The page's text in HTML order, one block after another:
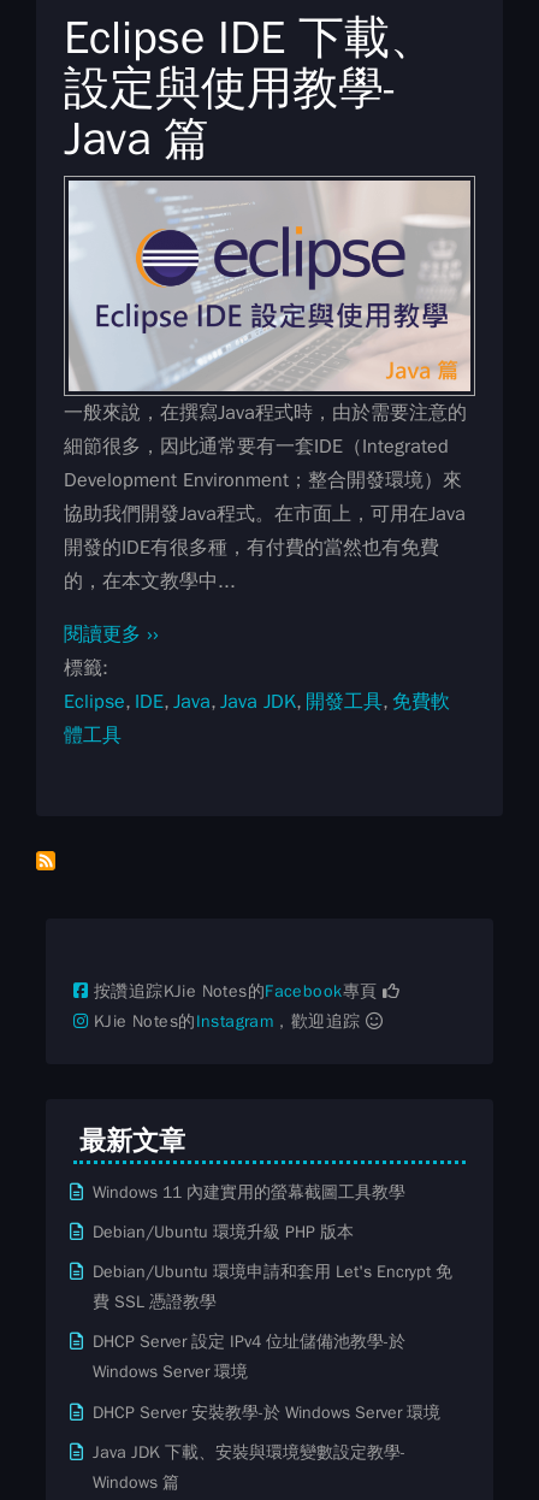
Eclipse IDE 下載、
設定與使用教學-
Java 篇
一般來說，在撰寫Java程式時，由於需要注意的
細節很多，因此通常要有一套IDE（Integrated
Development Environment；整合開發環境）來
協助我們開發Java程式。在市面上，可用在Java
開發的IDE有很多種，有付費的當然也有免費
的，在本文教學中...
閱讀更多 ››
標籤
Eclipse IDE Java Java JDK 開發工具 免費軟
體工具
按讚追踪KJie Notes的Facebook專頁
KJie Notes的Instagram ，歡迎追踪
最新文章
Windows 11 內建實用的螢幕截圖工具教學
Debian/Ubuntu 環境升級 PHP 版本
Debian/Ubuntu 環境申請和套用 Let's Encrypt 免
費​ SSL ​​憑證教學
DHCP Server 設定 IPv4 位址儲備池教學-於
Windows Server 環境
DHCP Server 安裝教學-於 Windows Server 環境
Java JDK 下載、安裝與環境變數設定教學-
Windows 篇